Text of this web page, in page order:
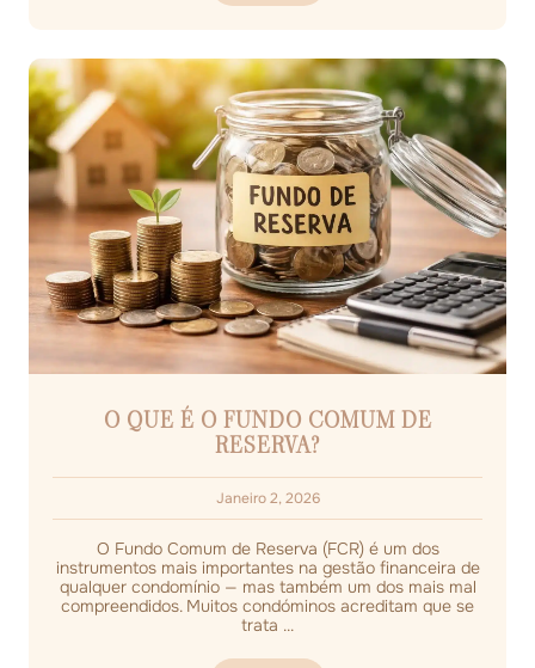
O QUE É O FUNDO COMUM DE
RESERVA?
Janeiro 2, 2026
O Fundo Comum de Reserva (FCR) é um dos
instrumentos mais importantes na gestão financeira de
qualquer condomínio — mas também um dos mais mal
compreendidos. Muitos condóminos acreditam que se
trata ...